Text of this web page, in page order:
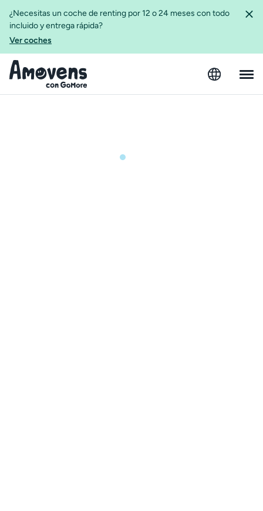
¿Necesitas un coche de renting por 12 o 24 meses con todo
incluido y entrega rápida?
Ver coches